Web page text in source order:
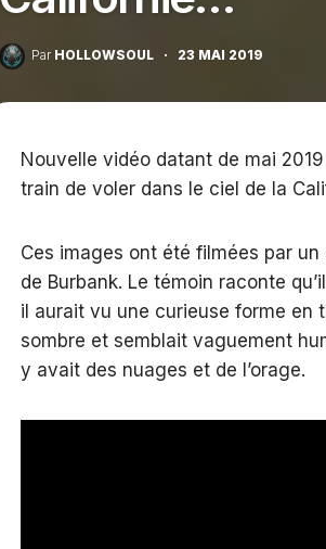
Par HOLLOWSOUL · 23 MAI 2019
Nouvelle vidéo datant de mai
train de voler dans le ciel de la
Ces images ont été filmées par
de Burbank. Le témoin raconte
il aurait vu une curieuse forme en
sombre et semblait vaguement
y avait des nuages et de l’orage.